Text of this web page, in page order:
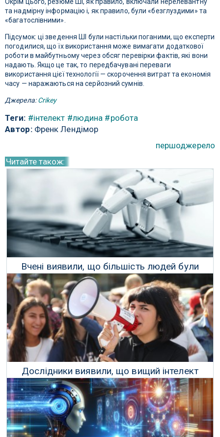
Окрім цього, резюме ШІ, як правило, включали нерелевантну
та надмірну інформацію і, як правило, були «безглуздими» та
«багатослівними».
Підсумок: ці зведення ШІ були настільки поганими, що експерти
погодилися, що їх використання може вимагати додаткової
роботи в майбутньому через обсяг перевірки фактів, які вони
надають. Якщо це так, то передбачувані переваги
використання цієї технології — скорочення витрат та економія
часу — наражаються на серйозний сумнів.
Джерела:Crikey
Теги: #інтелект #людина #робота
Автор:Френк Лендімор
першоджерело
Читайте також:
Вчені виявили, що більшість людей були
обдурені GPT-4 у тесті Тюрінга
17 Травня 2024 р.
Дослідники виявили, що вищий інтелект
корелює з лівими переконаннями
13 Квітня 2024 р.